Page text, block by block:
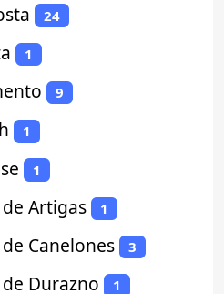
24
1
9
1
1
Artigas 1
Canelones 3
Durazno 1